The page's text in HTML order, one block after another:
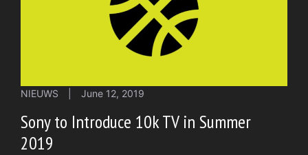
NIEUWS June 12, 2019
Sony to Introduce 10k TV in Summer
2019